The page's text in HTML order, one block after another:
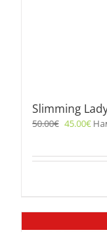
Slimming
50.00€ 45.00€